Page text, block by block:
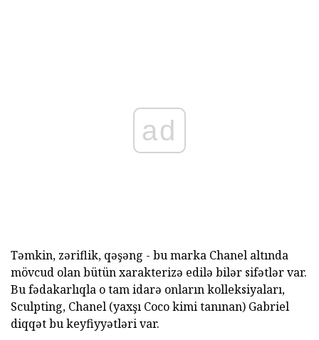
ad
Təmkin, zəriflik, qəşəng - bu marka Chanel altında
mövcud olan bütün xarakterizə edilə bilər sifətlər var.
Bu fədakarlıqla o tam idarə onların kolleksiyaları,
Sculpting, Chanel (yaxşı Coco kimi tanınan) Gabriel
diqqət bu keyfiyyətləri var.